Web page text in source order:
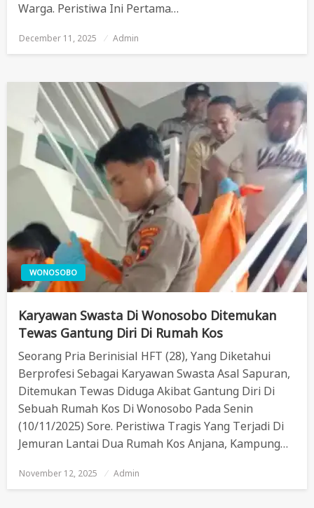
Warga. Peristiwa Ini Pertama…
Posted
December 11, 2025 Admin
WONOSOBO
Karyawan Swasta Di Wonosobo Ditemukan
Tewas Gantung Diri Di Rumah Kos
Seorang Pria Berinisial HFT (28), Yang Diketahui
Berprofesi Sebagai Karyawan Swasta Asal Sapuran,
Ditemukan Tewas Diduga Akibat Gantung Diri Di
Sebuah Rumah Kos Di Wonosobo Pada Senin
(10/11/2025) Sore. Peristiwa Tragis Yang Terjadi Di
Jemuran Lantai Dua Rumah Kos Anjana, Kampung…
Posted
November 12, 2025 Admin